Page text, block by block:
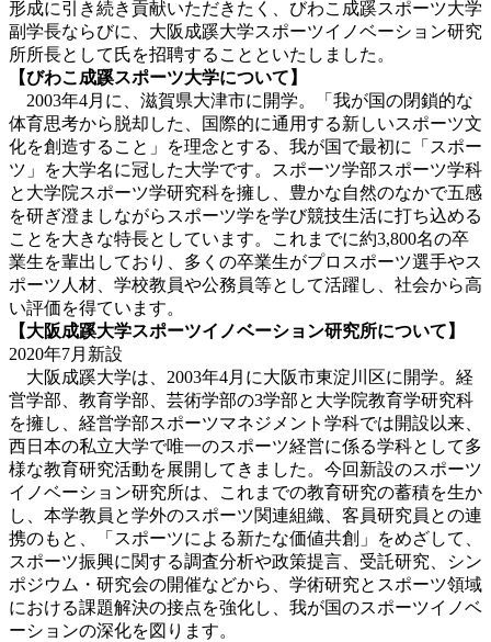
形成に引き続き貢献いただきたく、びわこ成蹊スポーツ大学
副学長ならびに、大阪成蹊大学スポーツイノベーション研究
所所長として氏を招聘することといたしました。
【びわこ成蹊スポーツ大学について】
2003年4月に、滋賀県大津市に開学。「我が国の閉鎖的な
体育思考から脱却した、国際的に通用する新しいスポーツ文
化を創造すること」を理念とする、我が国で最初に「スポー
ツ」を大学名に冠した大学です。スポーツ学部スポーツ学科
と大学院スポーツ学研究科を擁し、豊かな自然のなかで五感
を研ぎ澄ましながらスポーツ学を学び競技生活に打ち込める
ことを大きな特長としています。これまでに約3,800名の卒
業生を輩出しており、多くの卒業生がプロスポーツ選手やス
ポーツ人材、学校教員や公務員等として活躍し、社会から高
い評価を得ています。
【大阪成蹊大学スポーツイノベーション研究所について】
2020年7月新設
大阪成蹊大学は、2003年4月に大阪市東淀川区に開学。経
営学部、教育学部、芸術学部の3学部と大学院教育学研究科
を擁し、経営学部スポーツマネジメント学科では開設以来、
西日本の私立大学で唯一のスポーツ経営に係る学科として多
様な教育研究活動を展開してきました。今回新設のスポーツ
イノベーション研究所は、これまでの教育研究の蓄積を生か
し、本学教員と学外のスポーツ関連組織、客員研究員との連
携のもと、「スポーツによる新たな価値共創」をめざして、
スポーツ振興に関する調査分析や政策提言、受託研究、シン
ポジウム・研究会の開催などから、学術研究とスポーツ領域
における課題解決の接点を強化し、我が国のスポーツイノベ
ーションの深化を図ります。